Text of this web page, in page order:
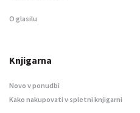
O glasilu
Knjigarna
Novo v ponudbi
Kako nakupovati v spletni knjigarni